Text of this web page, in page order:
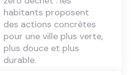
habitants proposent
des actions concrètes
pour une ville plus verte,
plus douce et plus
durable.